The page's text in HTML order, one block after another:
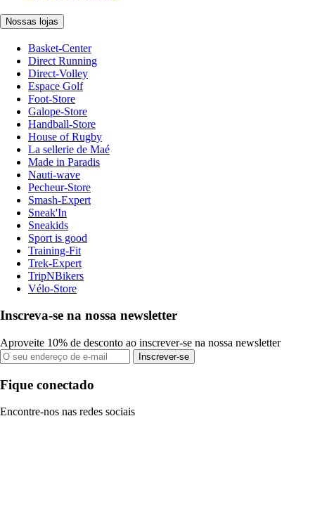
Nossas lojas
Basket-Center
Direct Running
Direct-Volley
Espace Golf
Foot-Store
Galope-Store
Handball-Store
House of Rugby
La sellerie de Maé
Made in Paradis
Nauti-wave
Pecheur-Store
Smash-Expert
Sneak'In
Sneakids
Sport is good
Training-Fit
Trek-Expert
TripNBikers
Vélo-Store
Inscreva-se na nossa newsletter
Aproveite 10% de desconto ao inscrever-se na nossa newsletter
Inscrever-se
Fique conectado
Encontre-nos nas redes sociais